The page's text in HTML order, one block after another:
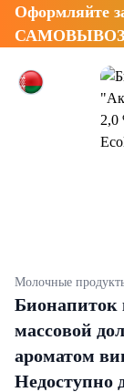
Оформляйте
САМОВЫВОЗ
Молочные
массовой
ароматом
Недоступно